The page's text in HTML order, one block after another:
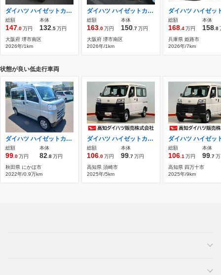
ダイハツ ハイゼットカーゴ 660 デラックス 新車+ナビ・ETC・バックカメラ・ダイハツ純
総額
147 .0万円
本体
132 .5万円
大阪府 堺市南区
2026年/1km
ダイハツ ハイゼットカーゴ 660 クルーズ 新車+ナビ・ETC・バックカメラ・ダイハツ純
総額
163 .0万円
本体
150 .7万円
大阪府 堺市南区
2026年/1km
総額
168 .4万円
本体
158 .8
兵庫県 姫路市
2026年/7km
状態が良い低走行車両
ダイハツ ハイゼットカーゴ 660 デラックス 4WD
総額
99.0万円
本体
82.8万円
秋田県 にかほ市
2022年/0.9万km
ダイハツ ハイゼットカーゴ 660 スペシャル ラジオ 衝突被害軽減システム 左右スライ
総額
106.0万円
本体
99.7万円
高知県 須崎市
2025年/5km
総額
106.1万円
本体
99.7
高知県 四万十市
2025年/9km